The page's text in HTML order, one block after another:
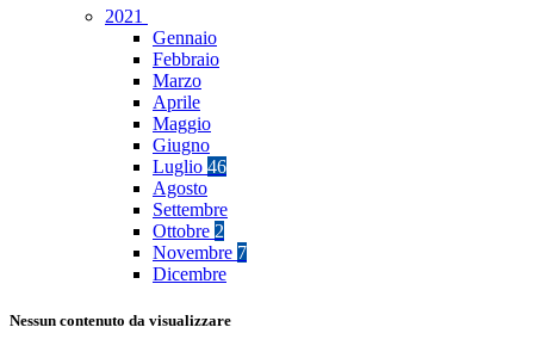
2021
Gennaio
Febbraio
Marzo
Aprile
Maggio
Giugno
Luglio 46
Agosto
Settembre
Ottobre 2
Novembre 7
Dicembre
Nessun contenuto da visualizzare